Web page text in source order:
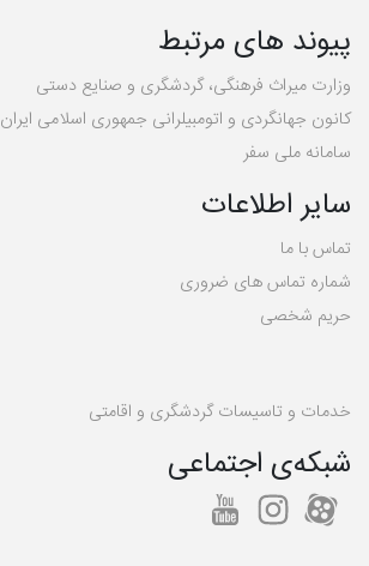
پیوند های مرتبط
وزارت میراث فرهنگی، گردشگری و صنایع دستی
کانون جهانگردی و اتومبیلرانی جمهوری اسلامی ایران
سامانه ملی سفر
سایر اطلاعات
تماس با ما
شماره تماس های ضروری
حریم شخصی
خدمات و تاسیسات گردشگری و اقامتی
شبکه‌ی اجتماعی